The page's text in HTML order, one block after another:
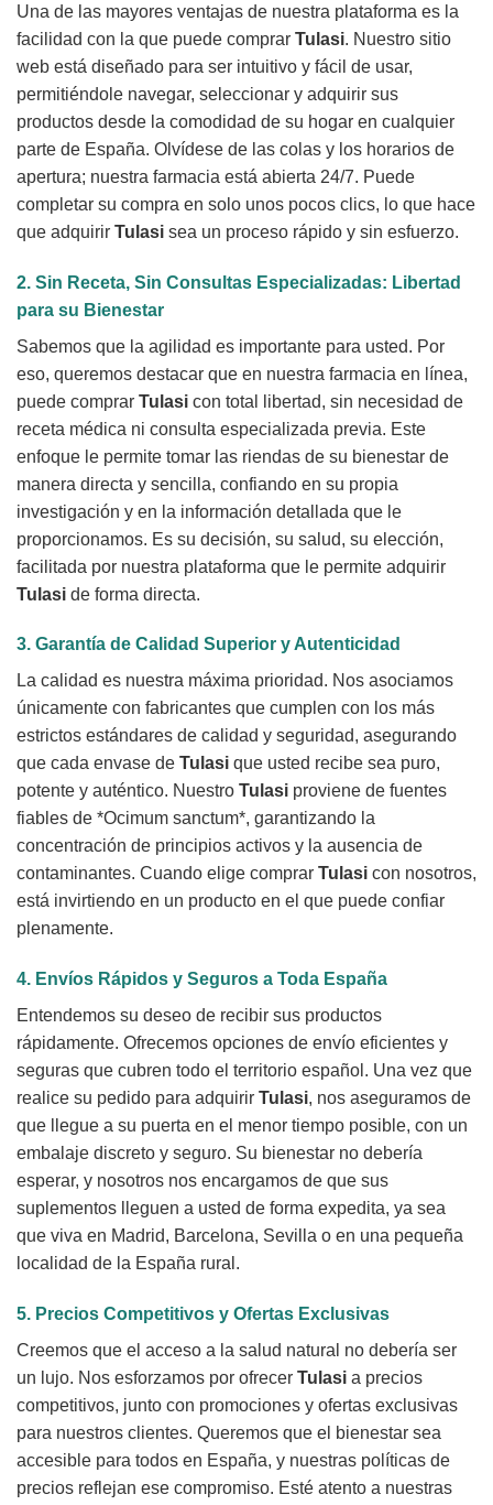
Una de las mayores ventajas de nuestra plataforma es la
facilidad con la que puede comprar Tulasi. Nuestro sitio
web está diseñado para ser intuitivo y fácil de usar,
permitiéndole navegar, seleccionar y adquirir sus
productos desde la comodidad de su hogar en cualquier
parte de España. Olvídese de las colas y los horarios de
apertura; nuestra farmacia está abierta 24/7. Puede
completar su compra en solo unos pocos clics, lo que hace
que adquirir Tulasi sea un proceso rápido y sin esfuerzo.
2. Sin Receta, Sin Consultas Especializadas: Libertad
para su Bienestar
Sabemos que la agilidad es importante para usted. Por
eso, queremos destacar que en nuestra farmacia en línea,
puede comprar Tulasi con total libertad, sin necesidad de
receta médica ni consulta especializada previa. Este
enfoque le permite tomar las riendas de su bienestar de
manera directa y sencilla, confiando en su propia
investigación y en la información detallada que le
proporcionamos. Es su decisión, su salud, su elección,
facilitada por nuestra plataforma que le permite adquirir
Tulasi de forma directa.
3. Garantía de Calidad Superior y Autenticidad
La calidad es nuestra máxima prioridad. Nos asociamos
únicamente con fabricantes que cumplen con los más
estrictos estándares de calidad y seguridad, asegurando
que cada envase de Tulasi que usted recibe sea puro,
potente y auténtico. Nuestro Tulasi proviene de fuentes
fiables de *Ocimum sanctum*, garantizando la
concentración de principios activos y la ausencia de
contaminantes. Cuando elige comprar Tulasi con nosotros,
está invirtiendo en un producto en el que puede confiar
plenamente.
4. Envíos Rápidos y Seguros a Toda España
Entendemos su deseo de recibir sus productos
rápidamente. Ofrecemos opciones de envío eficientes y
seguras que cubren todo el territorio español. Una vez que
realice su pedido para adquirir Tulasi, nos aseguramos de
que llegue a su puerta en el menor tiempo posible, con un
embalaje discreto y seguro. Su bienestar no debería
esperar, y nosotros nos encargamos de que sus
suplementos lleguen a usted de forma expedita, ya sea
que viva en Madrid, Barcelona, Sevilla o en una pequeña
localidad de la España rural.
5. Precios Competitivos y Ofertas Exclusivas
Creemos que el acceso a la salud natural no debería ser
un lujo. Nos esforzamos por ofrecer Tulasi a precios
competitivos, junto con promociones y ofertas exclusivas
para nuestros clientes. Queremos que el bienestar sea
accesible para todos en España, y nuestras políticas de
precios reflejan ese compromiso. Esté atento a nuestras